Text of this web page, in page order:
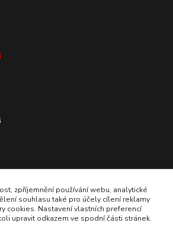
zpříjemnění používání webu, analytické
souhlasu také pro účely cílení reklamy
cookies. Nastavení vlastních preferencí
upravit odkazem ve spodní části stránek.